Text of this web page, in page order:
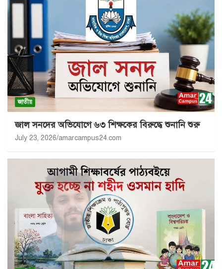
জাতীয়
জাল সনদের অভিযোগে ৬৩ শিক্ষকের বিরুদ্ধে শুনানি শুরু
July 23, 2026 amarcampus24.com